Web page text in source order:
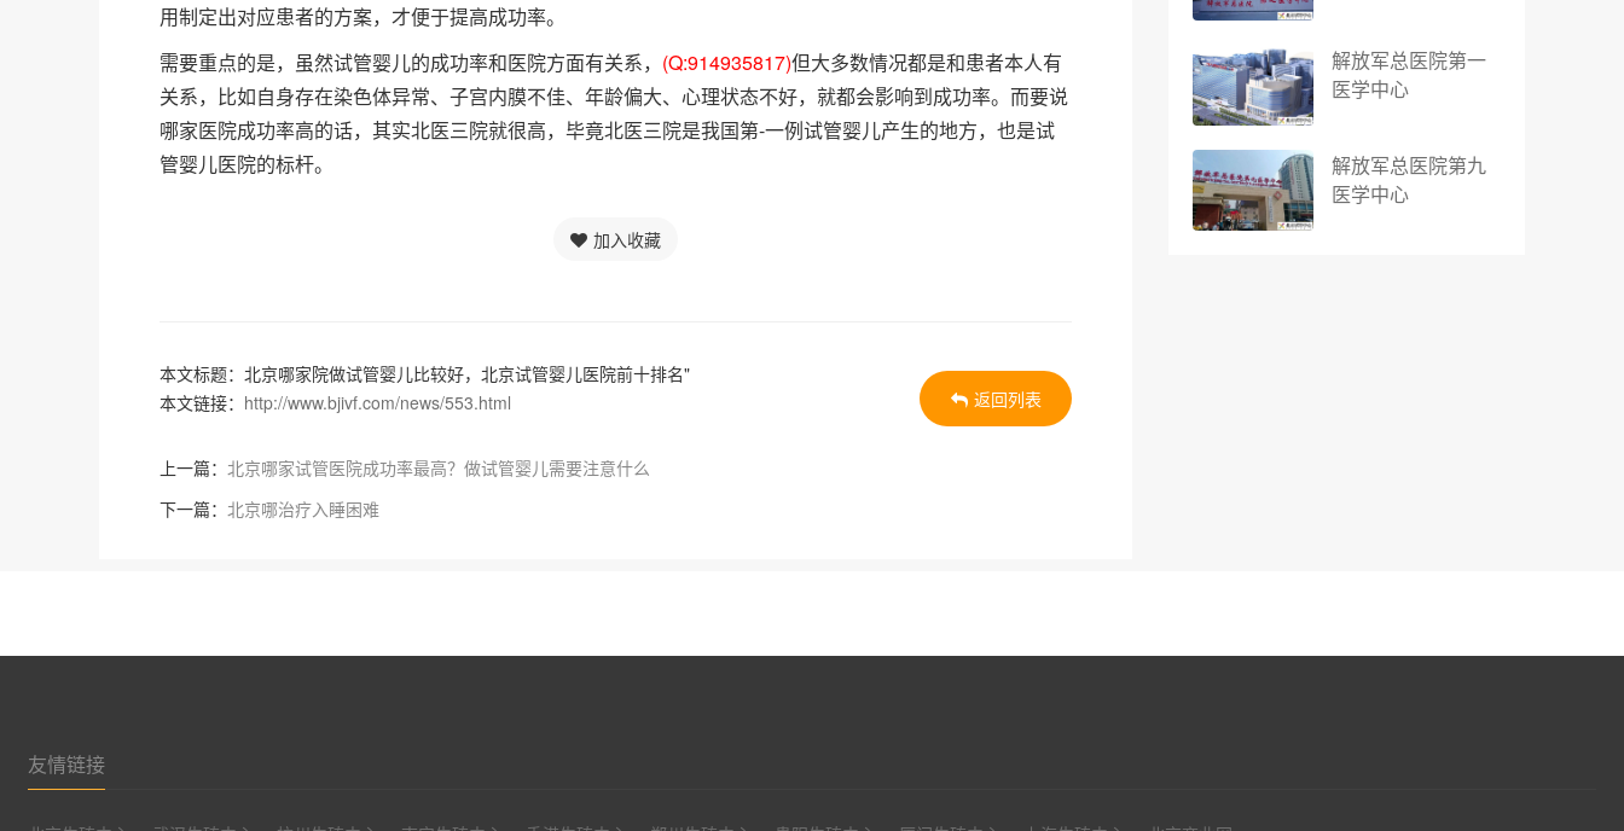
用制定出对应患者的方案，才便于提高成功率。
需要重点的是，虽然试管婴儿的成功率和医院方面有关系， (Q:914935817)但大多数情况都是和患者本人有
关系，比如自身存在染色体异常、子宫内膜不佳、年龄偏大、心理状态不好，就都会影响到成功率。而要说
哪家医院成功率高的话，其实北医三院就很高，毕竟北医三院是我国第-一例试管婴儿产生的地方，也是试
管婴儿医院的标杆。
加入收藏
本文标题：北京哪家院做试管婴儿比较好，北京试管婴儿医院前十排名"
本文链接： http://www.bjivf.com/news/553.html
上一篇： 北京哪家试管医院成功率最高？做试管婴儿需要注意什么
下一篇： 北京哪治疗入睡困难
返回列表
解放军总医院第一
医学中心
解放军总医院第九
医学中心
友情链接